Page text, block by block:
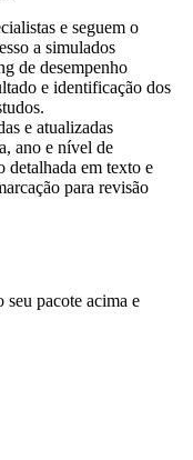
e seguem o
a simulados
de desempenho
e identificação dos
e atualizadas
ano e nível de
detalhada em texto e
para revisão
seu pacote acima e